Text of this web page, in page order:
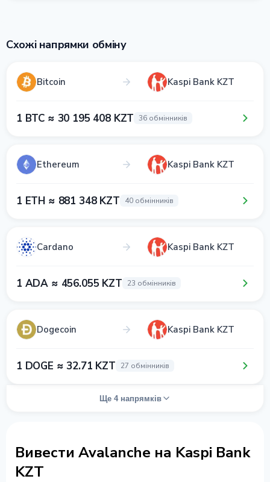
Схожі напрямки обміну
Bitcoin Kaspi Bank KZT
1 BTC ≈ 30 195 408 KZT 36 обмінників
Ethereum Kaspi Bank KZT
1 ETH ≈ 881 348 KZT 40 обмінників
Cardano Kaspi Bank KZT
1 ADA ≈ 456.055 KZT 23 обмінників
Dogecoin Kaspi Bank KZT
1 DOGE ≈ 32.71 KZT 27 обмінників
Ще 4 напрямків
Вивести Avalanche на Kaspi Bank
KZT